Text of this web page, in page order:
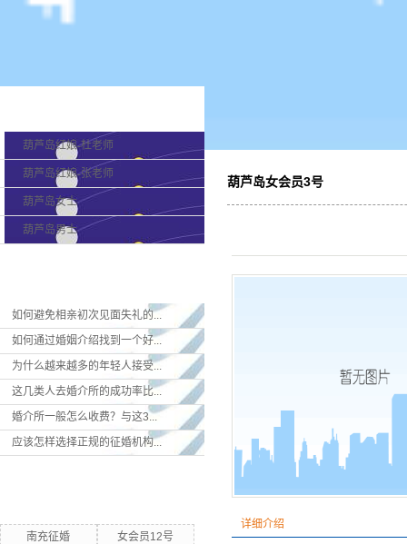
葫芦岛红娘-杜老师
葫芦岛红娘-张老师
葫芦岛女士
葫芦岛男士
如何避免相亲初次见面失礼的...
如何通过婚姻介绍找到一个好...
为什么越来越多的年轻人接受...
这几类人去婚介所的成功率比...
婚介所一般怎么收费？与这3...
应该怎样选择正规的征婚机构...
南充征婚 女会员12号
葫芦岛女会员3号
详细介绍